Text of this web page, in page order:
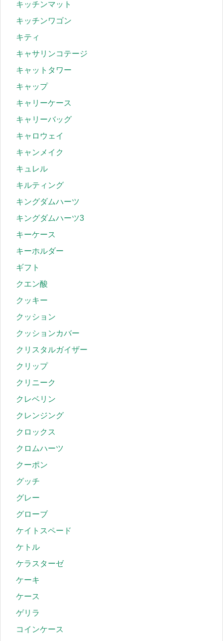
キッチンマット
キッチンワゴン
キティ
キャサリンコテージ
キャットタワー
キャップ
キャリーケース
キャリーバッグ
キャロウェイ
キャンメイク
キュレル
キルティング
キングダムハーツ
キングダムハーツ3
キーケース
キーホルダー
ギフト
クエン酸
クッキー
クッション
クッションカバー
クリスタルガイザー
クリップ
クリニーク
クレベリン
クレンジング
クロックス
クロムハーツ
クーポン
グッチ
グレー
グローブ
ケイトスペード
ケトル
ケラスターゼ
ケーキ
ケース
ゲリラ
コインケース